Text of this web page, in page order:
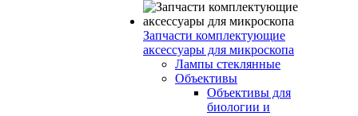
Запчасти комплектующие
аксессуары для микроскопа
Лампы стеклянные
Объективы
Объективы для
биологии и